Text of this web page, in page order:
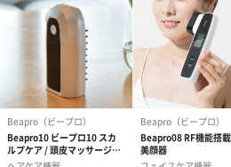
取扱説明書・保証書（本書）×1
国内メーカー 安心の6ヶ月保証付き
※説明書に従った正常な状況で発生し
限ります。